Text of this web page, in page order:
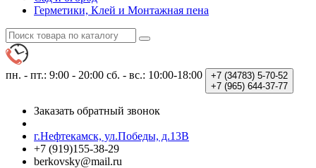
Герметики, Клей и Монтажная пена
пн. - пт.: 9:00 - 20:00 сб. - вс.: 10:00-18:00 +7 (34783) 5-70-52
+7 (965) 644-37-77
Заказать обратный звонок
г.Нефтекамск, ул.Победы, д.13В
+7 (919)155-38-29
berkovsky@mail.ru